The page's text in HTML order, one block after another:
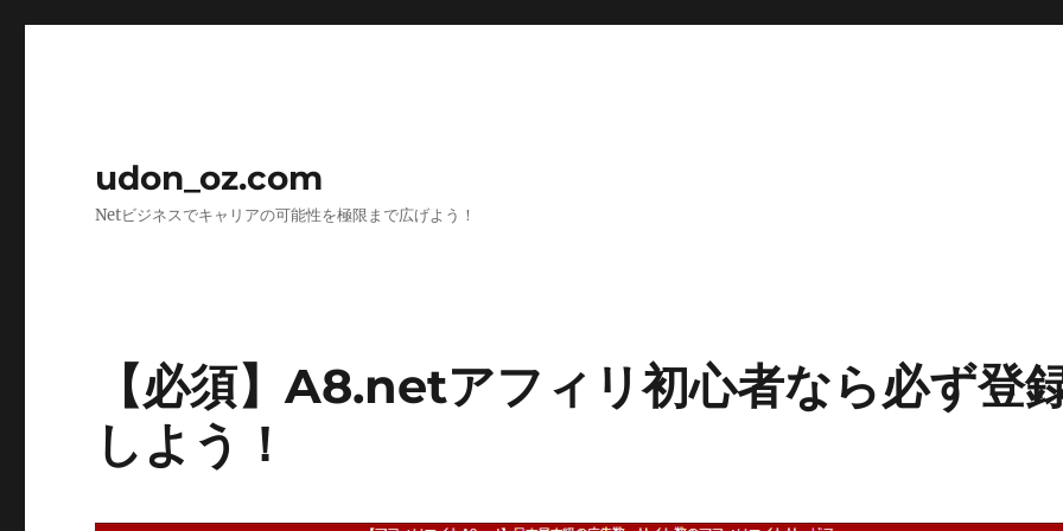
udon_oz.com
Netビジネスでキャリアの可能性を極限まで広げよう！
【必須】A8.netアフィリ初心者なら必ず登
しよう！